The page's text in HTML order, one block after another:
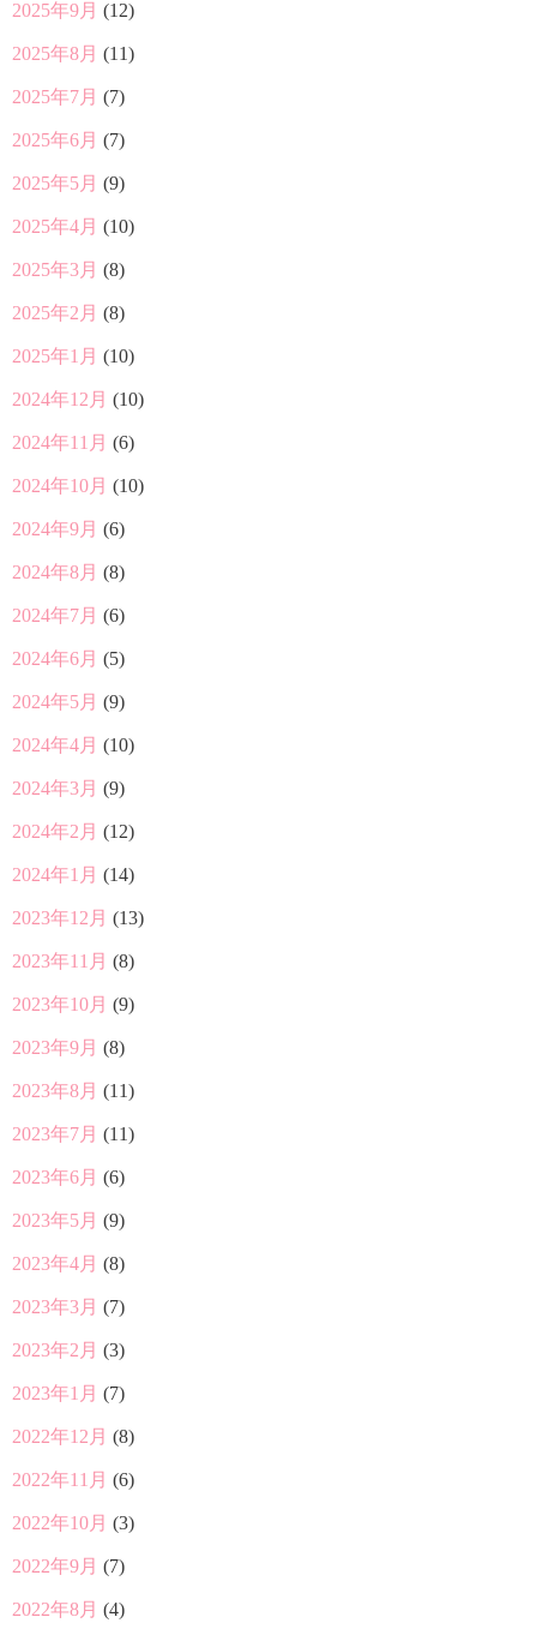
2025年9月 (12)
2025年8月 (11)
2025年7月 (7)
2025年6月 (7)
2025年5月 (9)
2025年4月 (10)
2025年3月 (8)
2025年2月 (8)
2025年1月 (10)
2024年12月 (10)
2024年11月 (6)
2024年10月 (10)
2024年9月 (6)
2024年8月 (8)
2024年7月 (6)
2024年6月 (5)
2024年5月 (9)
2024年4月 (10)
2024年3月 (9)
2024年2月 (12)
2024年1月 (14)
2023年12月 (13)
2023年11月 (8)
2023年10月 (9)
2023年9月 (8)
2023年8月 (11)
2023年7月 (11)
2023年6月 (6)
2023年5月 (9)
2023年4月 (8)
2023年3月 (7)
2023年2月 (3)
2023年1月 (7)
2022年12月 (8)
2022年11月 (6)
2022年10月 (3)
2022年9月 (7)
2022年8月 (4)